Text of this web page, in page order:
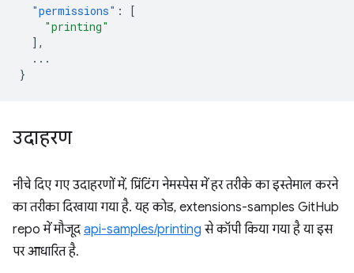
"permissions" :
[
"printing"
],
...
}
उदाहरण
नीचे दिए गए उदाहरणों में, प्रिंटिंग नेमस्पेस में हर तरीके का इस्तेमाल करने
का तरीका दिखाया गया है. यह कोड, extensions-samples GitHub
repo में मौजूद api-samples/printing से कॉपी किया गया है या इस
पर आधारित है.